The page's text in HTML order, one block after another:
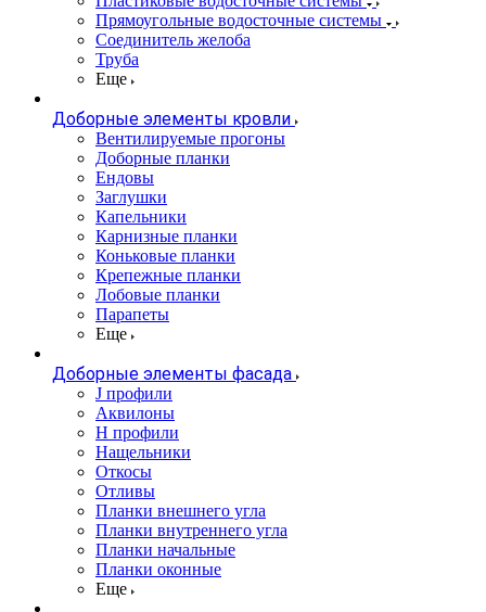
Прямоугольные водосточные системы
Соединитель желоба
Труба
Еще
Доборные элементы кровли
Вентилируемые прогоны
Доборные планки
Ендовы
Заглушки
Капельники
Карнизные планки
Коньковые планки
Крепежные планки
Лобовые планки
Парапеты
Еще
Доборные элементы фасада
J профили
Аквилоны
Н профили
Нащельники
Откосы
Отливы
Планки внешнего угла
Планки внутреннего угла
Планки начальные
Планки оконные
Еще